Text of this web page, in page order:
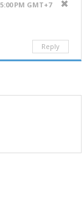
PM GMT+7
Reply